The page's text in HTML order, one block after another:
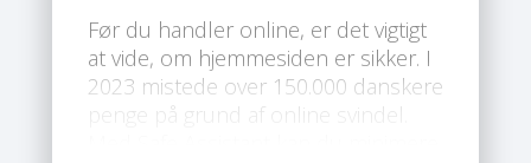
Før du handler online, er det vigtigt
at vide, om hjemmesiden er sikker. I
2023 mistede over 150.000 danskere
penge på grund af online svindel.